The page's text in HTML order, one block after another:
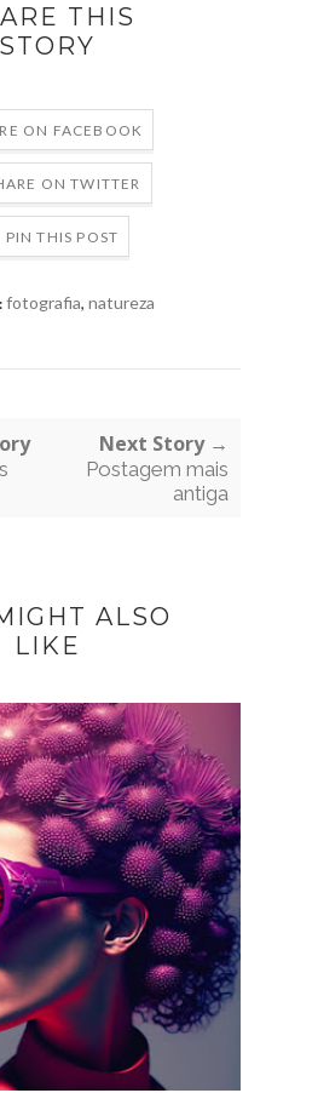
THIS
STORY
ON FACEBOOK
ON TWITTER
PIN THIS POST
fotografia, natureza
Next Story →
Postagem mais
antiga
ALSO
LIKE